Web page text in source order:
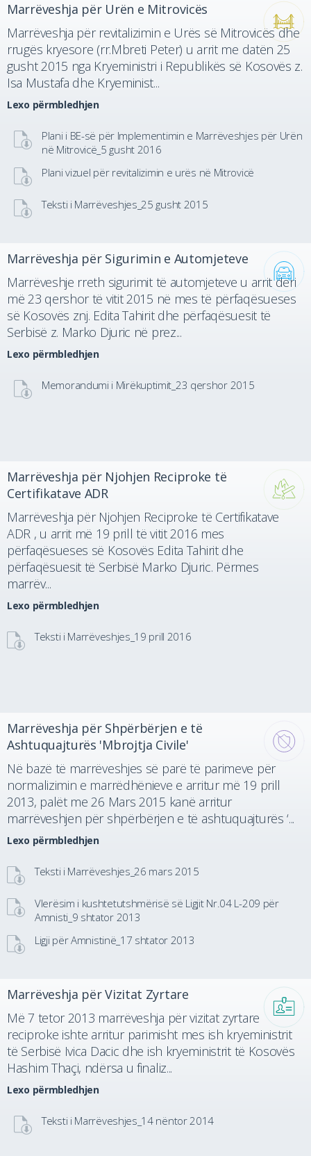
Marrëveshja për Urën e Mitrovicës
Marrëveshja për revitalizimin e Urës së Mitrovicës dhe
rrugës kryesore (rr.Mbreti Peter) u arrit me datën 25
gusht 2015 nga Kryeministri i Republikës së Kosovës z.
Isa Mustafa dhe Kryeminist...
Lexo përmbledhjen
Plani i BE-së për Implementimin e Marrëveshjes për Urën
në Mitrovicë_5 gusht 2016
Plani vizuel për revitalizimin e urës në Mitrovicë
Teksti i Marrëveshjes_25 gusht 2015
Marrëveshja për Sigurimin e Automjeteve
Marrëveshje rreth sigurimit të automjeteve u arrit deri
më 23 qershor të vitit 2015 në mes të përfaqësueses
së Kosovës znj. Edita Tahirit dhe përfaqësuesit të
Serbisë z. Marko Djuric në prez...
Lexo përmbledhjen
Memorandumi i Mirëkuptimit_23 qershor 2015
Marrëveshja për Njohjen Reciproke të
Certifikatave ADR
Marrëveshja për Njohjen Reciproke të Certifikatave
ADR , u arrit më 19 prill të vitit 2016 mes
përfaqësueses së Kosovës Edita Tahirit dhe
përfaqësuesit të Serbisë Marko Djuric. Përmes
marrëv...
Lexo përmbledhjen
Teksti i Marrëveshjes_19 prill 2016
Marrëveshja për Shpërbërjen e të
Ashtuquajturës 'Mbrojtja Civile'
Në bazë të marrëveshjes së parë të parimeve për
normalizimin e marrëdhënieve e arritur më 19 prill
2013, palët me 26 Mars 2015 kanë arritur
marrëveshjen për shpërbërjen e të ashtuquajturës ‘...
Lexo përmbledhjen
Teksti i Marrëveshjes_26 mars 2015
Vlerësim i kushtetutshmërisë së Ligjit Nr.04 L-209 për
Amnisti_9 shtator 2013
Ligji për Amnistinë_17 shtator 2013
Marrëveshja për Vizitat Zyrtare
Më 7 tetor 2013 marrëveshja për vizitat zyrtare
reciproke ishte arritur parimisht mes ish kryeministrit
të Serbisë Ivica Dacic dhe ish kryeministrit të Kosovës
Hashim Thaçi, ndërsa u finaliz...
Lexo përmbledhjen
Teksti i Marrëveshjes_14 nëntor 2014